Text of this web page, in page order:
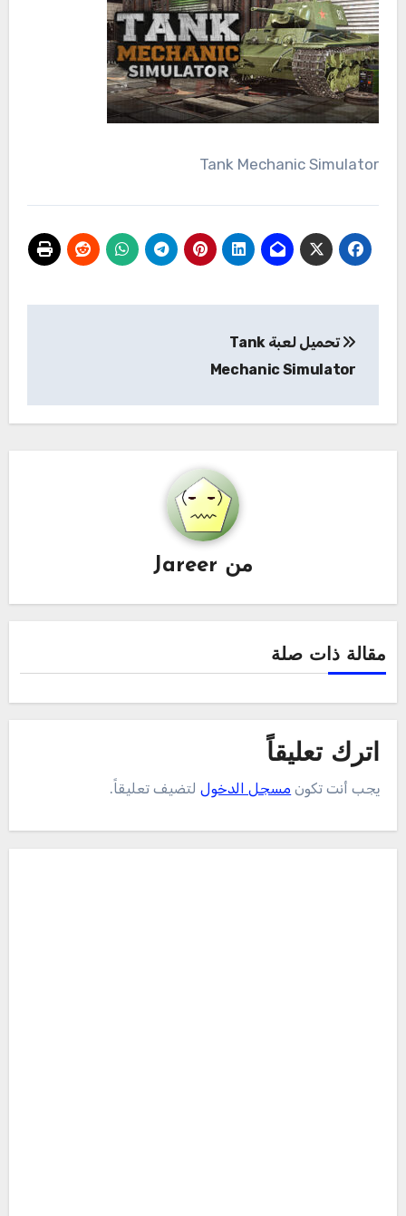
Tank Mechanic Simulator
المقالات
تحميل لعبة Tank
Mechanic Simulator
من Jareer
مقالة ذات صلة
اترك تعليقاً
يجب أنت تكون مسجل الدخوللتضيف تعليقاً.